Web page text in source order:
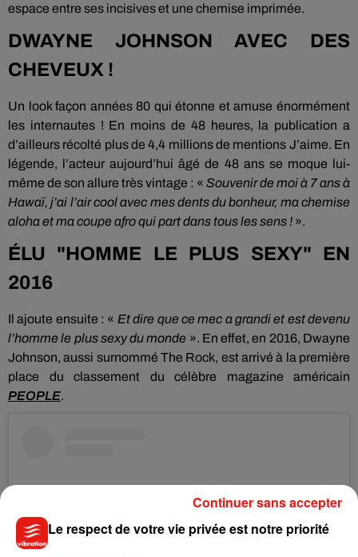
espace entre ses incisives et une chemise imprimée.
DWAYNE JOHNSON AVEC DES
CHEVEUX !
Un look façon années 80 qui étonne et amuse énormément
les internautes ! En moins de 48 heures, la publication a
d’ailleurs récolté plus de 4,4 millions de mentions J’aime. En
légende, l’acteur aujourd’hui âgé de 48 ans se moque lui-
même de son allure très vintage : « Souvenir de moi à 7 ans à
Hawaï, j’ai l’air cool avec mes dents du bonheur, ma chemise
aloha et ma coupe afro qui part dans tous les sens ! ».
ÉLU "HOMME LE PLUS SEXY" EN
2016
Il ajoute ensuite : « Et dire que ce mec a grandi et est devenu
l’homme le plus sexy du monde ». En effet, en 2016, Dwayne
Johnson, aussi surnommé The Rock, est arrivé à la première
place du classement du célèbre magazine américain
PEOPLE.
Le respect de votre vie privée est notre priorité
Continuer sans accepter